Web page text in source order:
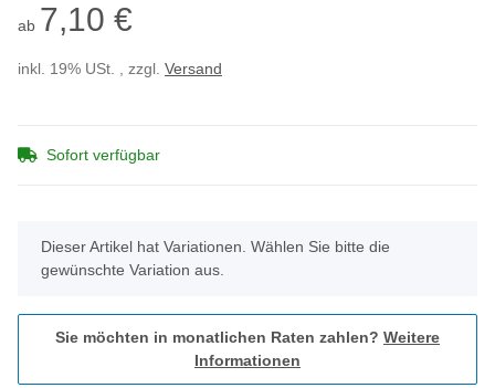
ab 7,10 €
inkl. 19% USt. , zzgl. Versand
Sofort verfügbar
x
Dieser Artikel hat Variationen. Wählen Sie bitte die
gewünschte Variation aus.
Sie möchten in monatlichen Raten zahlen? Weitere
Informationen